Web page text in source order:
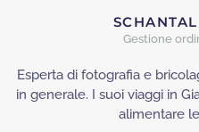
Gestione
Esperta di fotografia e
in generale. I suoi viaggi in
alimentare